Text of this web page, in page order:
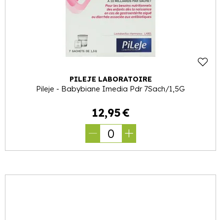
PILEJE LABORATOIRE
Pileje - Babybiane Imedia Pdr 7Sach/1,5G
12,95€
0